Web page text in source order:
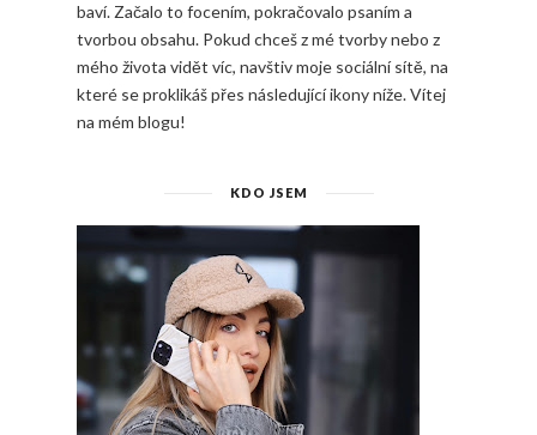
baví. Začalo to focením, pokračovalo psaním a
tvorbou obsahu. Pokud chceš z mé tvorby nebo z
mého života vidět víc, navštiv moje sociální sítě, na
které se proklikáš přes následující ikony níže. Vítej
na mém blogu!
KDO JSEM